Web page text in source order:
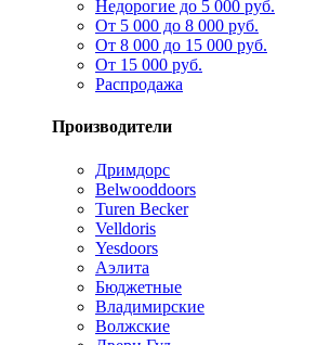
Недорогие до 5 000 руб.
От 5 000 до 8 000 руб.
От 8 000 до 15 000 руб.
От 15 000 руб.
Распродажа
Производители
Дримдорс
Belwooddoors
Turen Becker
Velldoris
Yesdoors
Аэлита
Бюджетные
Владимирские
Волжские